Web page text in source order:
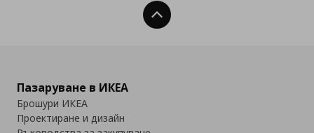
Нагоре
Пазаруване в ИКЕА
Брошури ИКЕА
Проектиране и дизайн